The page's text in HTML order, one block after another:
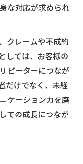
な対応が求められ
クレームや不成約
しては、お客様の
ピーターにつなが
だけでなく、未経
ケーション力を磨
ての成長につなが